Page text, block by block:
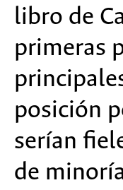
libro de
primeras
posición
serían
de